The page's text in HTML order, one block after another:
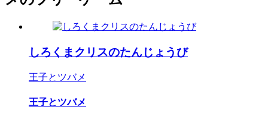
しろくまクリスのたんじょうび
王子とツバメ
王子とツバメ